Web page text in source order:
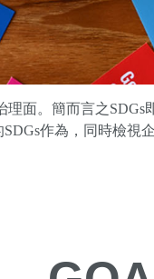
面。簡而言之
作為，同時檢視